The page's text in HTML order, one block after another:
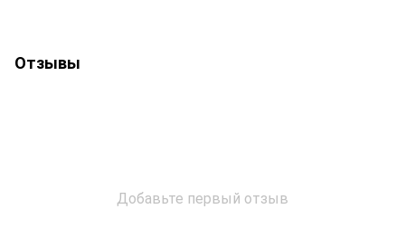
Отзывы
Добавьте первый отзыв